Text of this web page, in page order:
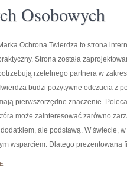
Osobowych
Ochrona Twierdza to strona
Strona została
rzetelnego partnera w
budzi pozytywne odczucia z
pierwszorzędne znaczenie.
może zainteresować zarówno
ale podstawą. W świecie,
wsparciem. Dlatego prezentowana